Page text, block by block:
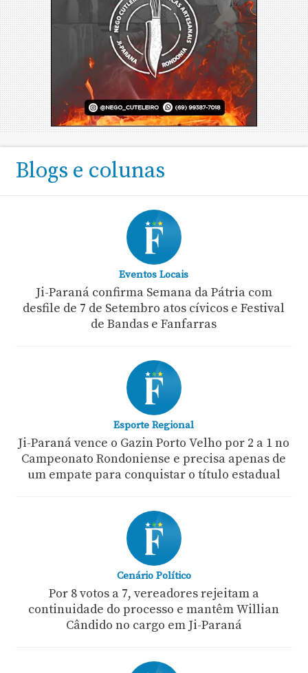
Blogs e colunas
Eventos Locais
Ji-Paraná confirma Semana da Pátria com
desfile de 7 de Setembro atos cívicos e Festival
de Bandas e Fanfarras
Esporte Regional
Ji-Paraná vence o Gazin Porto Velho por 2 a 1 no
Campeonato Rondoniense e precisa apenas de
um empate para conquistar o título estadual
Cenário Político
Por 8 votos a 7, vereadores rejeitam a
continuidade do processo e mantêm Willian
Cândido no cargo em Ji-Paraná